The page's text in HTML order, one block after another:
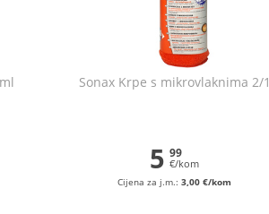
Sonax Krpe s mikrovlaknima 2/1
5 99
€/kom
Cijena za j.m.:3,00 €/kom